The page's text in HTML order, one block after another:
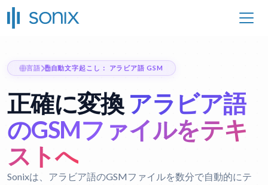
言語 自動文字起こし： アラビア語 GSM
正確に変換アラビア語
のGSMファイルをテキ
ストへ
Sonixは、アラビア語のGSMファイルを数分で自動的にテ